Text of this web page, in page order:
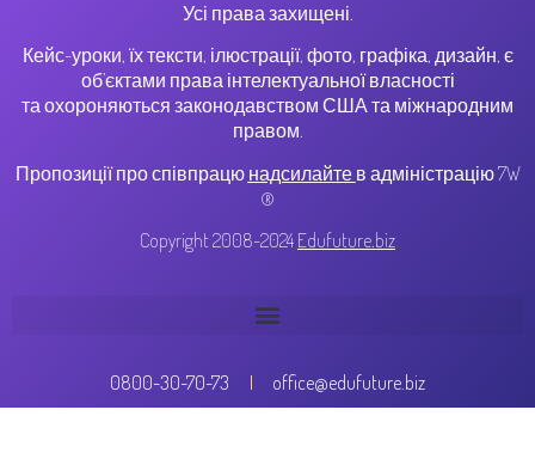
Усі права захищені.
Кейс-уроки, їх тексти, ілюстрації, фото, графіка, дизайн, є
об’єктами права інтелектуальної власності
та охороняються законодавством США та міжнародним
правом.
Пропозиції про співпрацю надсилайте в адміністрацію 7W
®
Copyright 2008-2024 Edufuture.biz
0800-30-70-73 office@edufuture.biz